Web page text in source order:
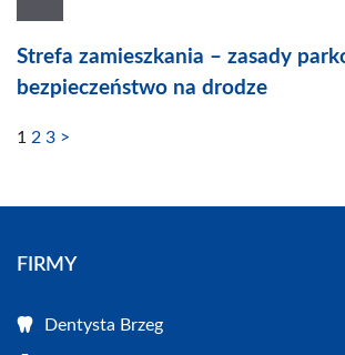
Strefa zamieszkania – zasady
bezpieczeństwo na drodze
1 2 3 >
FIRMY
Dentysta Brzeg